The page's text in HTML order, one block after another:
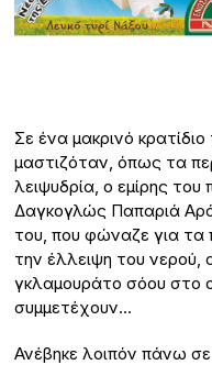
Σε ένα μακρινό
μαστιζόταν, όπως τα
λειψυδρία, ο εμίρης
Δαγκογλώς Παπαριά
του, που φώναζε για τα
την έλλειψη του νερού,
γκλαμουράτο σόου στο
συμμετέχουν…
Ανέβηκε λοιπόν πάνω